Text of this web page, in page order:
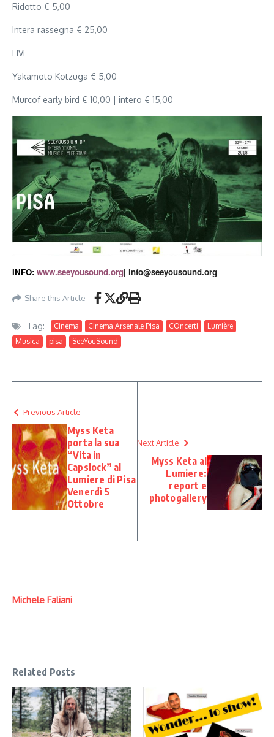
Ridotto € 5,00
Intera rassegna € 25,00
LIVE
Yakamoto Kotzuga € 5,00
Murcof early bird € 10,00 | intero € 15,00
INFO: www.seeyousound.org| info@seeyousound.org
Share this Article
Tag: Cinema Cinema Arsenale Pisa COncerti
Lumière
Musica
pisa SeeYouSound
Previous Article
Myss Keta
porta la sua
“Vita in
Capslock” al
Lumiere di Pisa
Venerdì 5
Ottobre
Next Article
Myss Keta al
Lumiere:
report e
photogallery
Michele Faliani
Related Posts